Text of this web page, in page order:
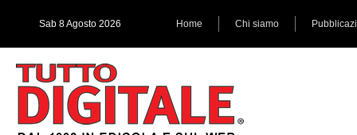
Sab 8 Agosto 2026 Home Chi siamo